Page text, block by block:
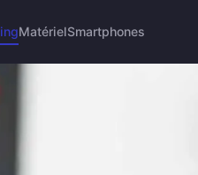
MatérielSmartphones